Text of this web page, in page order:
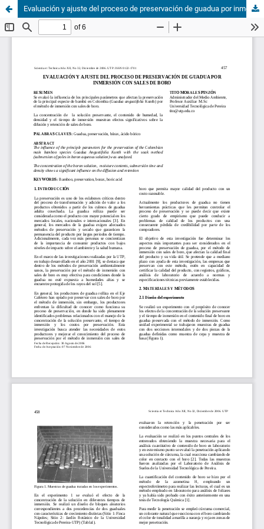
Evaluación y ajuste del proceso de preservación de guadua por inmersión con sales de boro